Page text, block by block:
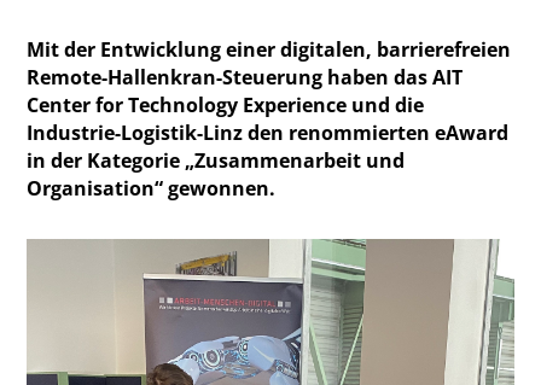
Mit der Entwicklung einer digitalen, barrierefreien
Remote-Hallenkran-Steuerung haben das AIT
Center for Technology Experience und die
Industrie-Logistik-Linz den renommierten eAward
in der Kategorie „Zusammenarbeit und
Organisation“ gewonnen.